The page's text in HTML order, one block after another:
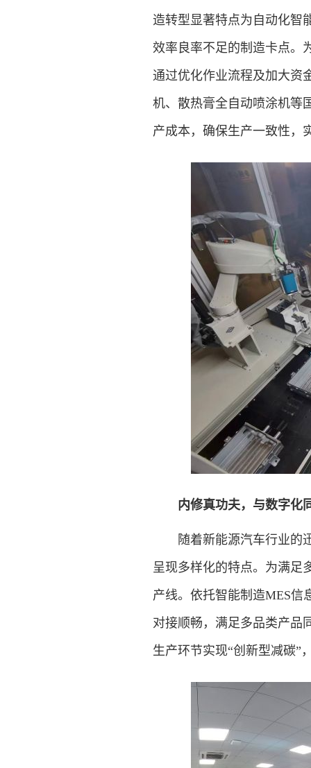
造转型显著特点为自动化智
效率良率不足的制造卡点。
通过优化作业流程及加大资
机、散热膏全自动喷涂机等
产成本，确保生产一致性，
内修真功夫，与数字化
随着新能源汽车行业的迅
呈现多样化的特点。为满足
产线。依托智能制造MES信
对接顺畅，满足多品类产品
生产环节实现“创新型减碳”